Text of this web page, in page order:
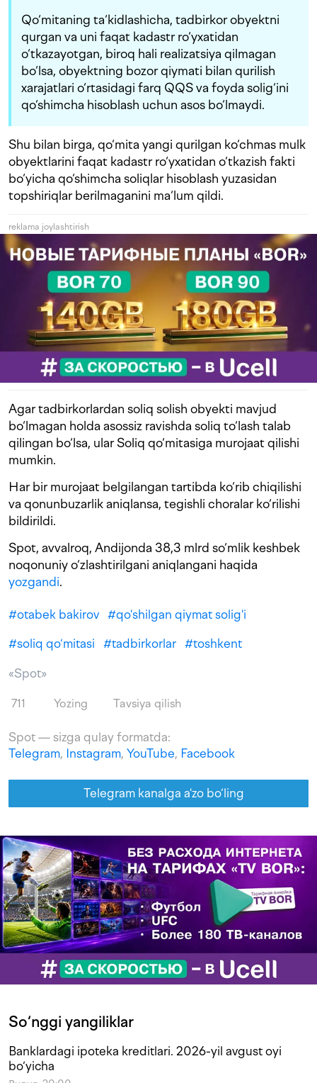
Qo‘mitaning ta‘kidlashicha, tadbirkor obyektni
qurgan va uni faqat kadastr ro‘yxatidan
o‘tkazayotgan, biroq hali realizatsiya qilmagan
bo‘lsa, obyektning bozor qiymati bilan qurilish
xarajatlari o‘rtasidagi farq QQS va foyda solig‘ini
qo‘shimcha hisoblash uchun asos bo‘lmaydi.
Shu bilan birga, qo‘mita yangi qurilgan ko‘chmas mulk
obyektlarini faqat kadastr ro‘yxatidan o‘tkazish fakti
bo‘yicha qo‘shimcha soliqlar hisoblash yuzasidan
topshiriqlar berilmaganini ma‘lum qildi.
reklama joylashtirish
Agar tadbirkorlardan soliq solish obyekti mavjud
bo‘lmagan holda asossiz ravishda soliq to‘lash talab
qilingan bo‘lsa, ular Soliq qo‘mitasiga murojaat qilishi
mumkin.
Har bir murojaat belgilangan tartibda ko‘rib chiqilishi
va qonunbuzarlik aniqlansa, tegishli choralar ko‘rilishi
bildirildi.
Spot, avvalroq, Andijonda 38,3 mlrd so‘mlik keshbek
noqonuniy o‘zlashtirilgani aniqlangani haqida
yozgandi.
#otabek bakirov #qo'shilgan qiymat solig'i
#soliq qo‘mitasi #tadbirkorlar #toshkent
«Spot»
711 Yozing Tavsiya qilish
Spot — sizga qulay formatda:
Telegram, Instagram, YouTube, Facebook
Telegram kanalga a'zo bo‘ling
So‘nggi yangiliklar
Banklardagi ipoteka kreditlari. 2026-yil avgust oyi
bo‘yicha